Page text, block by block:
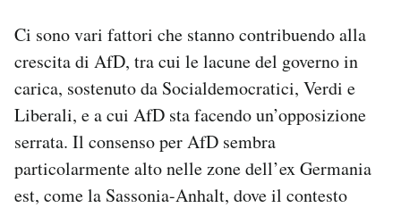
Ci sono vari fattori che stanno contribuendo alla
crescita di AfD, tra cui le lacune del governo in
carica, sostenuto da Socialdemocratici, Verdi e
Liberali, e a cui AfD sta facendo un’opposizione
serrata. Il consenso per AfD sembra
particolarmente alto nelle zone dell’ex Germania
est, come la Sassonia-Anhalt, dove il contesto